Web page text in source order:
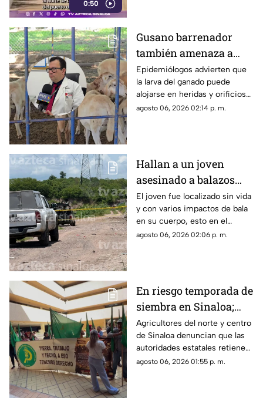
0:50
Gusano barrenador
también amenaza a
humanos: Expertos
alertan por miasis en
Sinaloa
Epidemiólogos advierten que
la larva del ganado puede
alojarse en heridas y orificios
de las personas para devorar
agosto 06, 2026 02:14 p. m.
Hallan a un joven
asesinado a balazos
cerca del basurón de
Culiacán
El joven fue localizado sin vida
y con varios impactos de bala
en su cuerpo, esto en el
relleno sanitario de Culiacán,
agosto 06, 2026 02:06 p. m.
En riesgo temporada de
siembra en Sinaloa;
productores exigen en
Palacio la entrega de
apoyos
Agricultores del norte y centro
de Sinaloa denuncian que las
autoridades estatales retienen
recursos etiquetados por el
agosto 06, 2026 01:55 p. m.